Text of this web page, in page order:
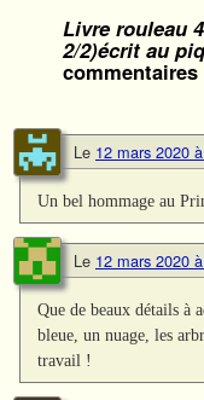
Livre rouleau
2/2)écrit au
commentaires
Le 12 mars 2020
Un bel hommage au
Le 12 mars 2020
Que de beaux détails à
bleue, un nuage, les
travail !